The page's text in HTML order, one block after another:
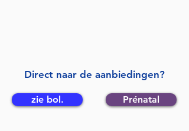
Direct naar de aanbiedingen?
zie bol. Prénatal